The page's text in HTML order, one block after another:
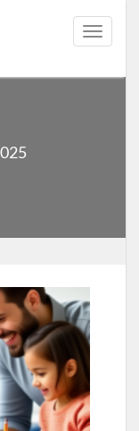
Toggle